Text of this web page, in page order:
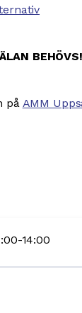
BEHÖVS!
på AMM
14:00